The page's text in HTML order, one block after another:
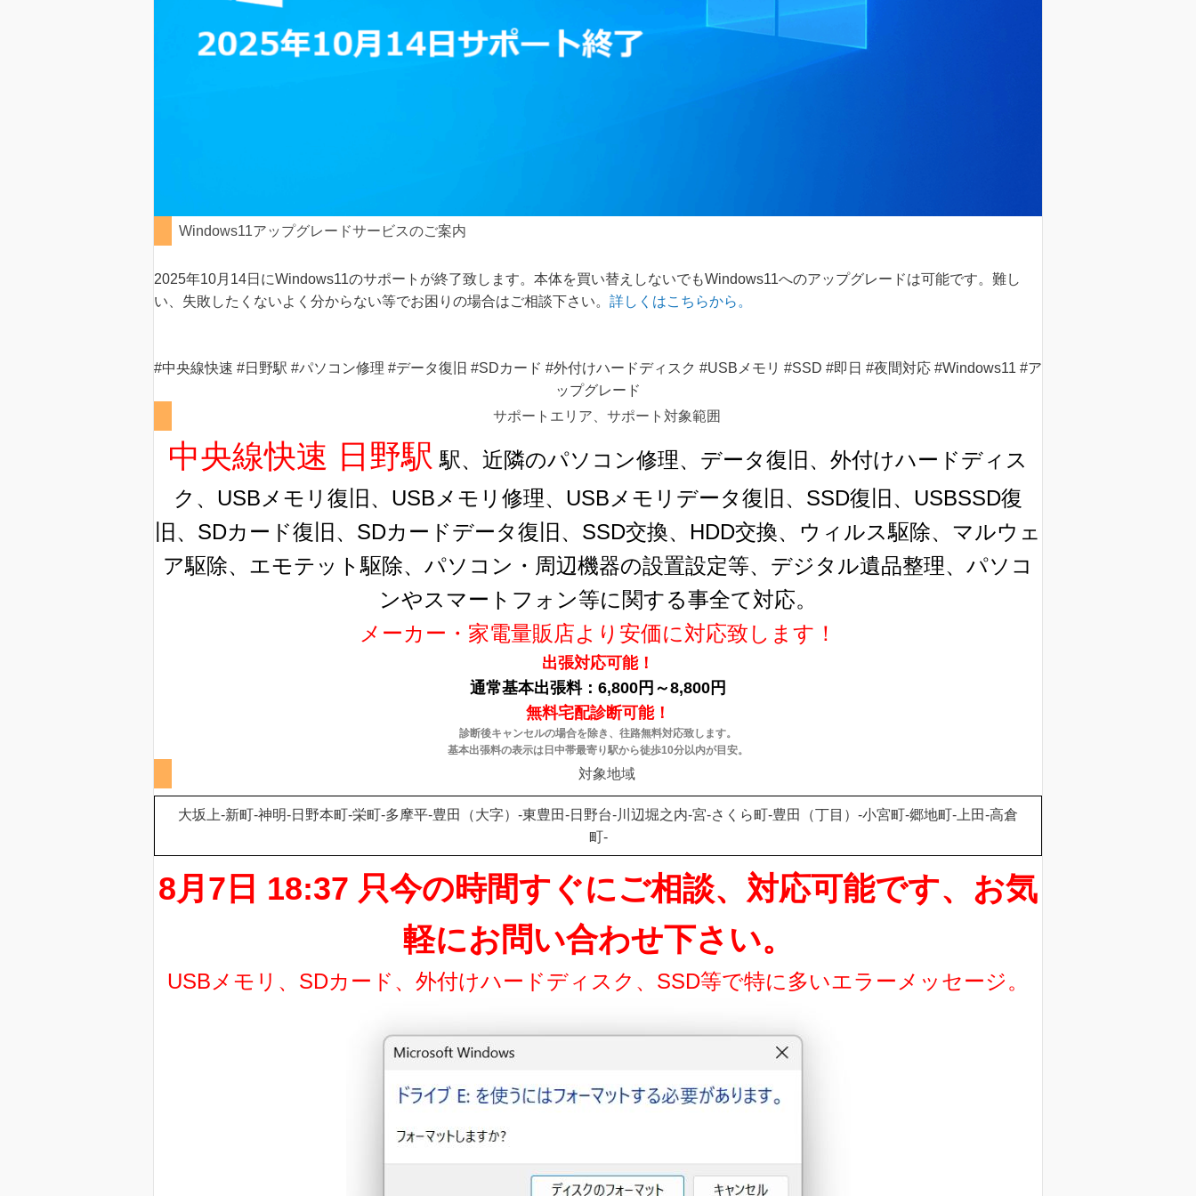
Windows11アップグレードサービスのご案内
2025年10月14日にWindows11のサポートが終了致します。本体を買い替えしないでもWindows11へのアップグレードは可能です。難し
い、失敗したくないよく分からない等でお困りの場合はご相談下さい。 詳しくはこちらから。
#中央線快速 #日野駅 #パソコン修理 #データ復旧 #SDカード #外付けハードディスク #USBメモリ #SSD #即日 #夜間対応 #Windows11 #ア
ップグレード
サポートエリア、サポート対象範囲
中央線快速 日野駅 駅、近隣のパソコン修理、データ復旧、外付けハードディス
ク、USBメモリ復旧、USBメモリ修理、USBメモリデータ復旧、SSD復旧、USBSSD復
旧、SDカード復旧、SDカードデータ復旧、SSD交換、HDD交換、ウィルス駆除、マルウェ
ア駆除、エモテット駆除、パソコン・周辺機器の設置設定等、デジタル遺品整理、パソコ
ンやスマートフォン等に関する事全て対応。
メーカー・家電量販店より安価に対応致します！
出張対応可能！
通常基本出張料：6,800円～8,800円
無料宅配診断可能！
診断後キャンセルの場合を除き、往路無料対応致します。
基本出張料の表示は日中帯最寄り駅から徒歩10分以内が目安。
対象地域
大坂上-新町-神明-日野本町-栄町-多摩平-豊田（大字）-東豊田-日野台-川辺堀之内-宮-さくら町-豊田（丁目）-小宮町-郷地町-上田-高倉
町-
8月7日 18:37 只今の時間すぐにご相談、対応可能です、お気
軽にお問い合わせ下さい。
USBメモリ、SDカード、外付けハードディスク、SSD等で特に多いエラーメッセージ。